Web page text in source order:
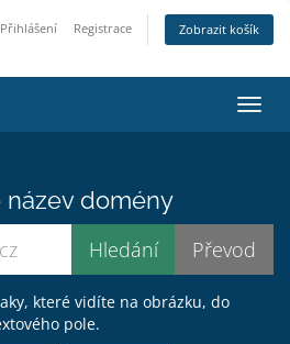
Přihlášení Registrace Zobrazit košík
název domény
které vidíte na obrázku, do
pole.